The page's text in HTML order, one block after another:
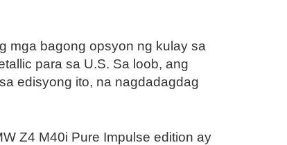
mga bagong opsyon ng kulay sa
para sa U.S. Sa loob, ang
edisyong ito, na nagdadagdag
Z4 M40i Pure Impulse edition ay